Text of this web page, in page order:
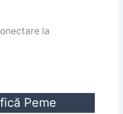
Peme